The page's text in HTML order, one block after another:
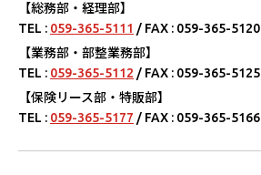
【総務部・経理部】
TEL : 059-365-5111 / FAX : 059-365-5120
【業務部・部整業務部】
TEL : 059-365-5112 / FAX : 059-365-5125
【保険リース部・特販部】
TEL : 059-365-5177 / FAX : 059-365-5166